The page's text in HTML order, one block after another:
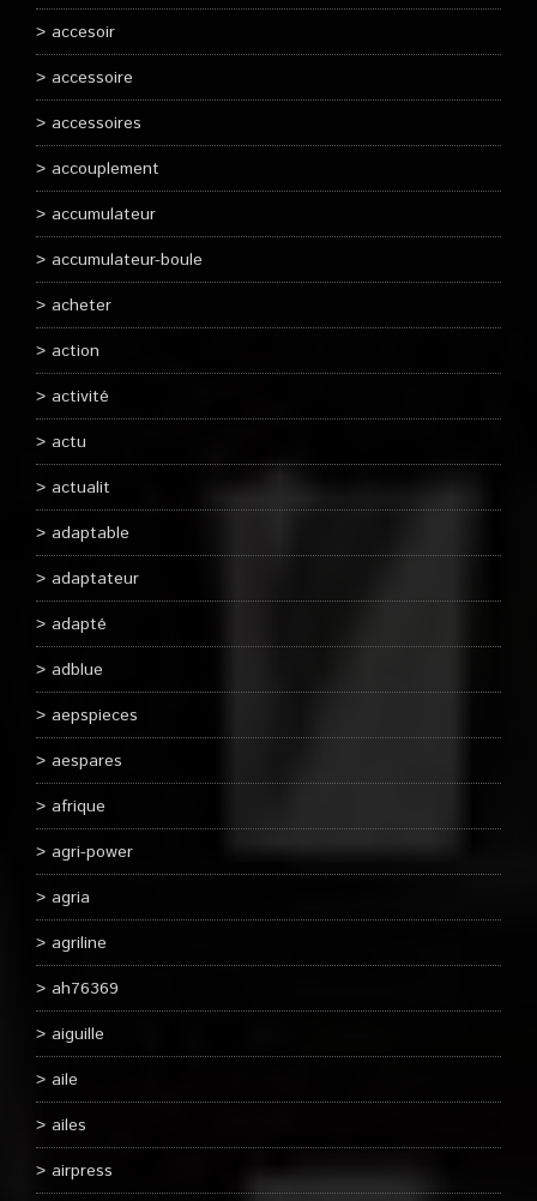
accesoir
accessoire
accessoires
accouplement
accumulateur
accumulateur-boule
acheter
action
activité
actu
actualit
adaptable
adaptateur
adapté
adblue
aepspieces
aespares
afrique
agri-power
agria
agriline
ah76369
aiguille
aile
ailes
airpress